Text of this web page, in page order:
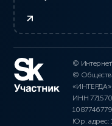
©
© Общество
ИНН
Юр. адрес: